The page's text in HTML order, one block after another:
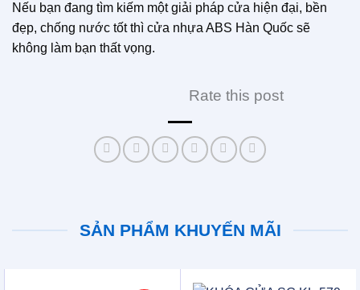
Nếu bạn đang tìm kiếm một giải pháp cửa hiện đại, bền
đẹp, chống nước tốt thì cửa nhựa ABS Hàn Quốc sẽ
không làm bạn thất vọng.
Rate this post
SẢN PHẨM KHUYẾN MÃI